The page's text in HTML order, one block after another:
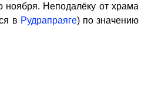
ноября. Неподалёку от храма
в Рудрапраяге) по значению